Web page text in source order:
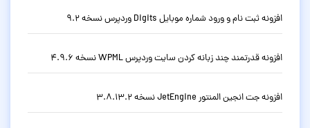
افزونه ثبت نام و ورود شماره موبایل Digits وردپرس نسخه 9.2
افزونه قدرتمند چند زبانه کردن سایت وردپرس WPML نسخه 4.9.6
افزونه جت انجین المنتور JetEngine نسخه 3.8.13.2